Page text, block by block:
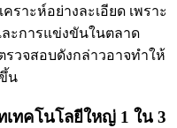
าะห์อย่างละเอียด เพราะ
ะการแข่งขันในตลาด
รวจสอบดังกล่าวอาจทำให้
น
ทคโนโลยีใหญ่ 1 ใน 3